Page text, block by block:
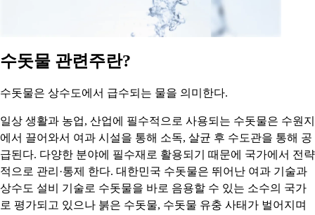
수돗물 관련주란?
수돗물은 상수도에서 급수되는 물을 의미한다.
일상 생활과 농업, 산업에 필수적으로 사용되는 수돗물은 수원지
에서 끌어와서 여과 시설을 통해 소독, 살균 후 수도관을 통해 공
급된다. 다양한 분야에 필수재로 활용되기 때문에 국가에서 전략
적으로 관리·통제 한다. 대한민국 수돗물은 뛰어난 여과 기술과
상수도 설비 기술로 수돗물을 바로 음용할 수 있는 소수의 국가
로 평가되고 있으나 붉은 수돗물, 수돗물 유충 사태가 벌어지며